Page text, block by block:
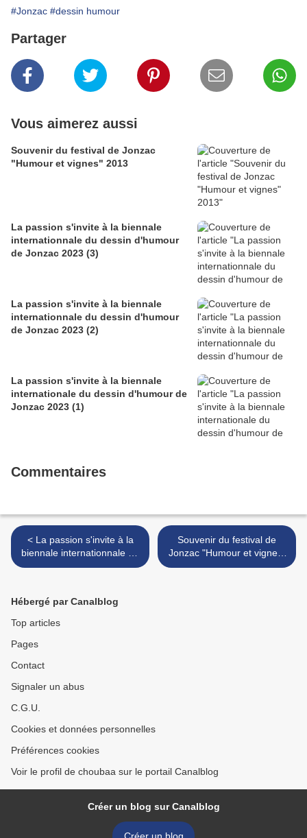
#Jonzac #dessin humour
Partager
Vous aimerez aussi
Souvenir du festival de Jonzac
"Humour et vignes" 2013
La passion s'invite à la biennale
internationnale du dessin d'humour
de Jonzac 2023 (3)
La passion s'invite à la biennale
internationnale du dessin d'humour
de Jonzac 2023 (2)
La passion s'invite à la biennale
internationale du dessin d'humour de
Jonzac 2023 (1)
Commentaires
< La passion s'invite à la
biennale internationnale du
dessin d'humour de Jonzac
Souvenir du festival de
Jonzac "Humour et vignes"
2013 >
Hébergé par Canalblog
Top articles
Pages
Contact
Signaler un abus
C.G.U.
Cookies et données personnelles
Préférences cookies
Voir le profil de choubaa sur le portail Canalblog
Créer un blog sur Canalblog